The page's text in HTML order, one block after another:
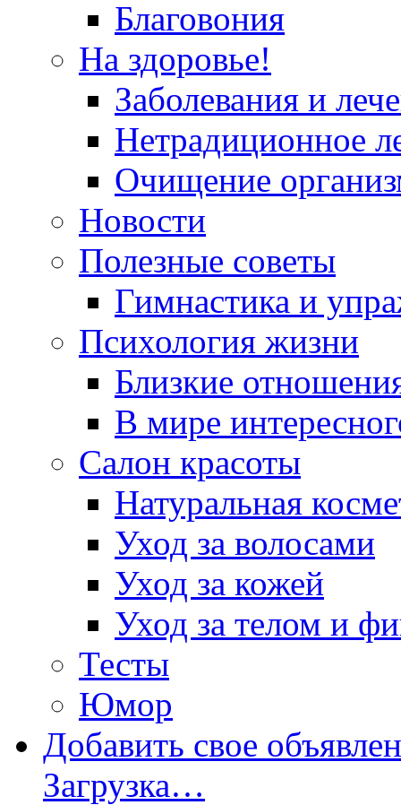
Благовония
На здоровье!
Заболевания и
Нетрадиционное
Очищение
Новости
Полезные советы
Гимнастика и
Психология жизни
Близкие
В мире
Салон красоты
Натуральная
Уход за волосами
Уход за кожей
Уход за телом и
Тесты
Юмор
Добавить свое
Загрузка…